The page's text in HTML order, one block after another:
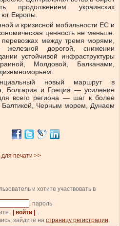
продолжением украинских
юг Европы.
и кризисной мобильности ЕС и
ценность не меньше.
между тремя морями,
дорогой, снижении
устойчивой инфраструктуры
Молдовой, Балканами,
новый маршрут в
Болгария и Греция — усиление
всего региона — шаг к более
Балтикой, Черным морем, Дунаем
для печати >>
и хотите участвовать в
, пароль
| войти |
.
зайдите на страницу регистрации.